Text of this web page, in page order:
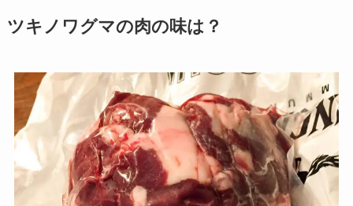
ツキノワグマの肉の味は？